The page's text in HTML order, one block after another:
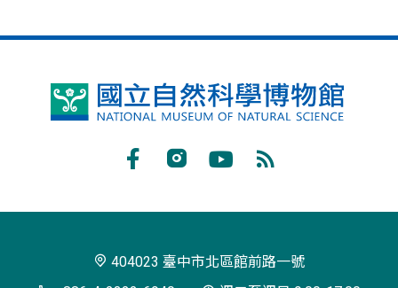
國
閱
404023 臺中市北區館前路一號